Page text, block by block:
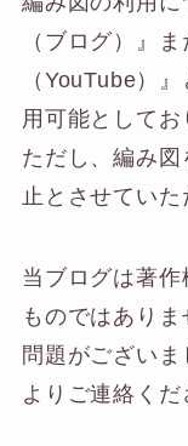
（ブログ）』
（YouTube）
用可能としてお
ただし、編み
止とさせていた
当ブログは著
ものではあり
問題がござい
よりご連絡くだ